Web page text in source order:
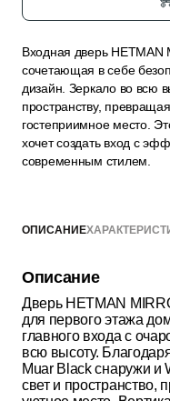
Входная дверь HETMAN
сочетающая в себе
дизайн. Зеркало во всю
пространству,
гостеприимное место.
хочет создать вход с
современным стилем.
ОПИСАНИЕ
Описание
Дверь HETMAN
для первого этажа
главного входа с
всю высоту.
Muar Black снаружи и
свет и пространство,